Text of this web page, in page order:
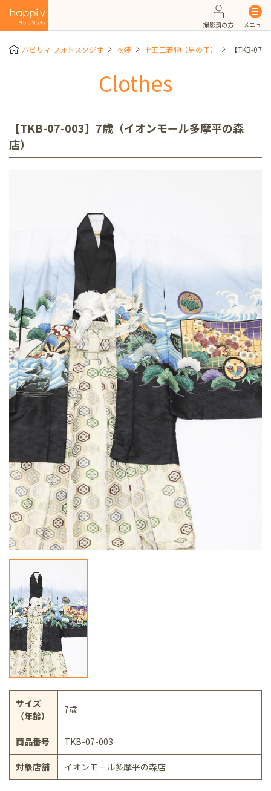
撮影済の方 メニュー
ハピリィ フォトスタジオ 衣装 七五三着物（男の子） 【TKB-07-
Clothes
【TKB-07-003】7歳（イオンモール多摩平の森
店）
サイズ
（年齢）
7歳
商品番号 TKB-07-003
対象店舗 イオンモール多摩平の森店